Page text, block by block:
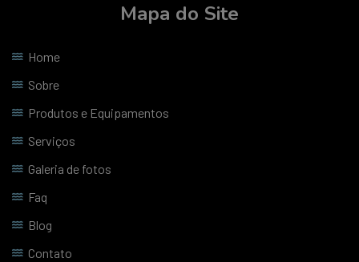
Mapa do Site
Home
Sobre
Produtos e Equipamentos
Serviços
Galeria de fotos
Faq
Blog
Contato